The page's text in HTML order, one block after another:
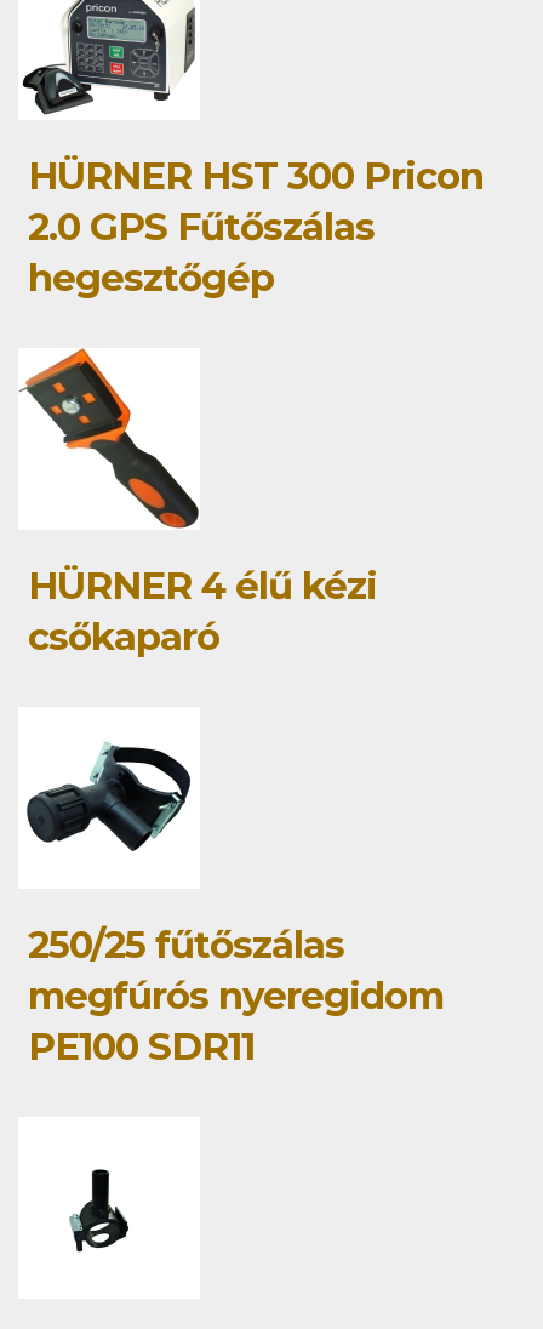
HÜRNER HST 300 Pricon
2.0 GPS Fűtőszálas
hegesztőgép
HÜRNER 4 élű kézi
csőkaparó
250/25 fűtőszálas
megfúrós nyeregidom
PE100 SDR11